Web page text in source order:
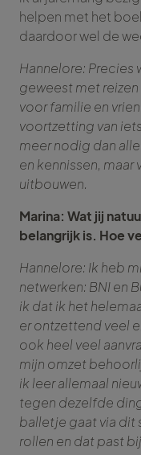
helpen met het
daardoor wel de
Hannelore: Precies
geweest met
voor familie en
voortzetting van
meer nodig dan
en kennissen, maar
uitbouwen.
Marina: Wat jij
belangrijk is. Hoe
Hannelore: Ik heb
netwerken: BNI en
ik dat ik het
er ontzettend veel
ook heel veel
mijn omzet
ik leer allemaal
tegen dezelfde
balletje gaat via dit
rollen en dat past